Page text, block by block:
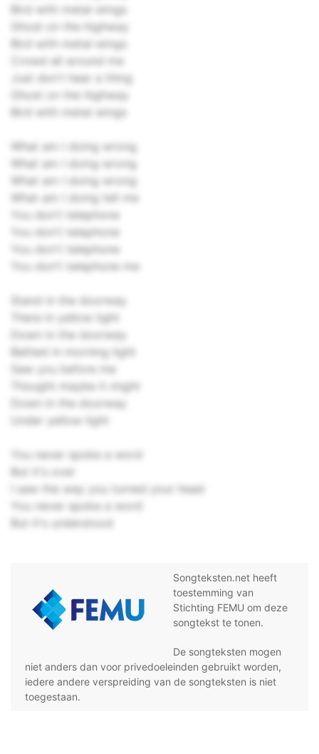
Bird with metal wings
Ghost on the highway
Bird with metal wings
Crowd all around me
Just don't hear a thing
Ghost on the highway
Bird with metal wings
What am I doing wrong
What am I doing wrong
What am I doing wrong
What am I doing tell me
You don't telephone
You don't telephone
You don't telephone
You don't telephone me
Stand in the doorway
There in yellow light
Down in the doorway
Bathed in morning light
Saw you before me
Thought maybe it might
Down in the doorway
Under yellow light
You never spoke a word
But it's over
I saw the way you turned your head
You never spoke a word
But it's understood
Songteksten.net heeft
toestemming van
Stichting FEMU om deze
songtekst te tonen.
De songteksten mogen
niet anders dan voor privedoeleinden gebruikt worden,
iedere andere verspreiding van de songteksten is niet
toegestaan.